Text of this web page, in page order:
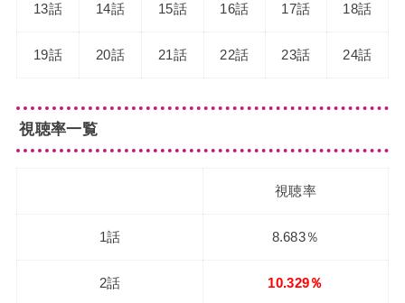
13話 14話 15話 16話 17話 18話
19話 20話 21話 22話 23話 24話
視聴率一覧
視聴率
1話 8.683％
2話 10.329％